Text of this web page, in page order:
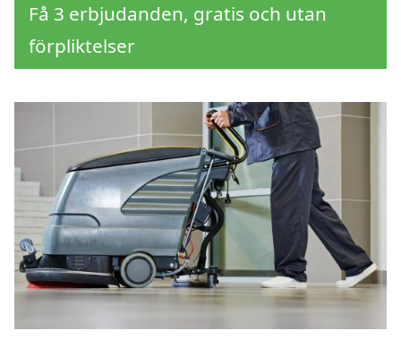
Få 3 erbjudanden, gratis och utan
förpliktelser